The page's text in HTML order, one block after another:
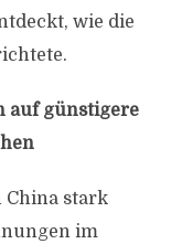
wie die
auf günstigere
China stark
im